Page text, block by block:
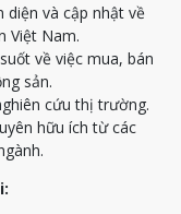
diện và cập nhật về
Việt Nam.
về việc mua, bán
sản.
cứu thị trường.
hữu ích từ các